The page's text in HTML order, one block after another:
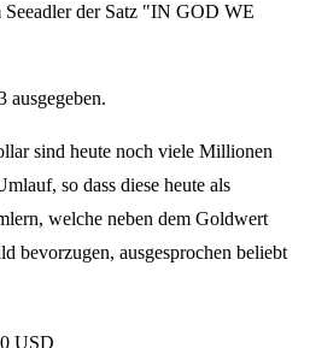
der Satz "IN GOD WE
ausgegeben.
sind heute noch viele Millionen
so dass diese heute als
welche neben dem Goldwert
bevorzugen, ausgesprochen beliebt
USD